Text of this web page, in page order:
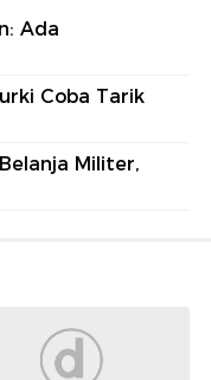
Ada
Coba Tarik
Militer,